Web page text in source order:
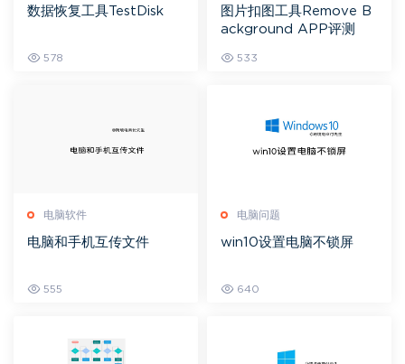
数据恢复工具TestDisk
578
图片扣图工具Remove B
ackground APP评测
533
电脑软件
电脑和手机互传文件
555
电脑问题
win10设置电脑不锁屏
640